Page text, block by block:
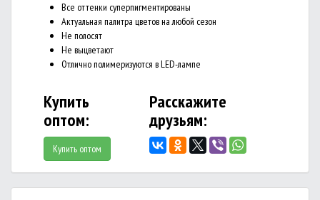
Все оттенки суперпигментированы
Актуальная палитра цветов на любой сезон
Не полосят
Не выцветают
Отлично полимеризуются в LED-лампе
Купить
оптом:
Купить оптом
Расскажите
друзьям: